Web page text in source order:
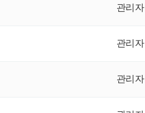
관리자
관리자
관리자